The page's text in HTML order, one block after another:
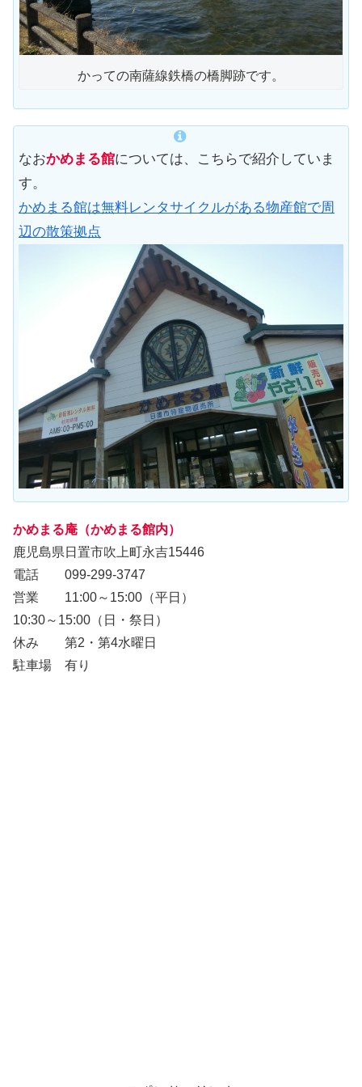
かっての南薩線鉄橋の橋脚跡です。
なおかめまる館については、こちらで紹介していま
す。
かめまる館は無料レンタサイクルがある物産館で周
辺の散策拠点
かめまる庵（かめまる館内）
鹿児島県日置市吹上町永吉15446
電話 099-299-3747
営業 11:00～15:00（平日）
10:30～15:00（日・祭日）
休み 第2・第4水曜日
駐車場 有り